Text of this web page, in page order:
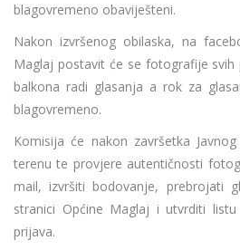
blagovremeno obaviješteni.
Nakon izvršenog obilaska, na
Maglaj postavit će se fotografije svih
balkona radi glasanja a rok za
blagovremeno.
Komisija će nakon završetka
terenu te provjere autentičnosti
mail, izvršiti bodovanje, prebrojati
stranici Općine Maglaj i utvrditi
prijava.